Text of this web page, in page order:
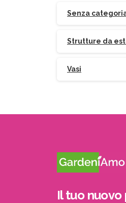
Senza
Strutture da
Vasi
Il tuo